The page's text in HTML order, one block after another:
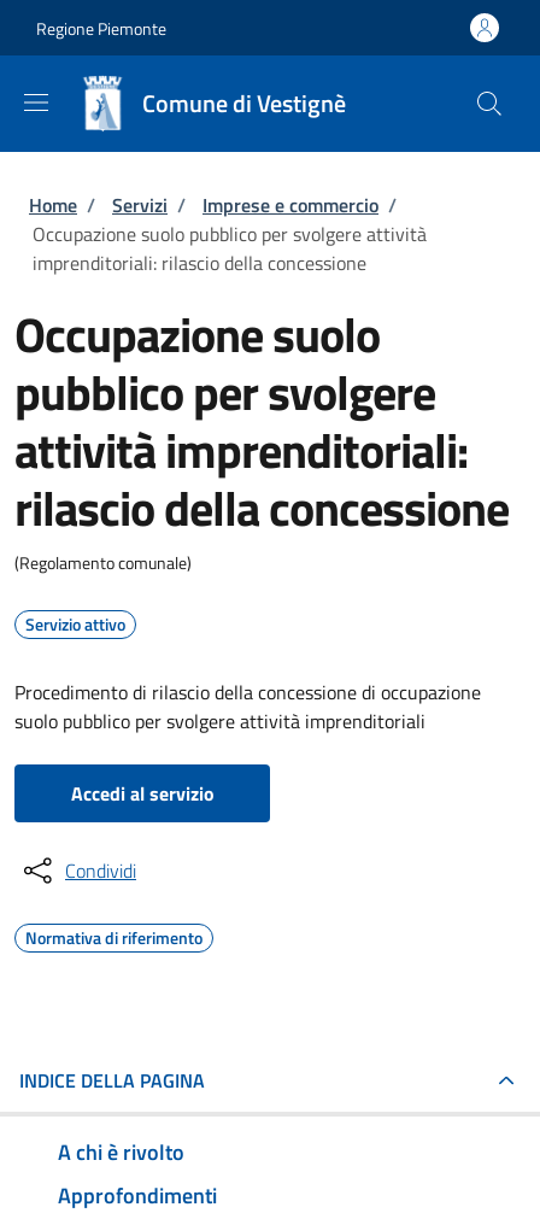
Regione Piemonte
Comune di Vestignè
Briciole di pane
Home / Servizi / Imprese e commercio /
Occupazione suolo pubblico per svolgere attività
imprenditoriali: rilascio della concessione
Occupazione suolo
pubblico per svolgere
attività imprenditoriali:
rilascio della concessione
(Regolamento comunale)
Servizio attivo
Procedimento di rilascio della concessione di occupazione
suolo pubblico per svolgere attività imprenditoriali
Accedi al servizio
Condividi
Normativa di riferimento
INDICE DELLA PAGINA
A chi è rivolto
Approfondimenti